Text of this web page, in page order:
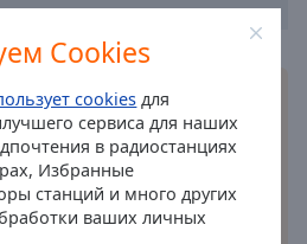
Cookies
cookies для
сервиса для наших
в радиостанциях
Избранные
станций и много других
ваших личных
приложение
смартфона и слушайте
онлайн, где бы вы ни
ваше любимое радио у вас
нашему удобному